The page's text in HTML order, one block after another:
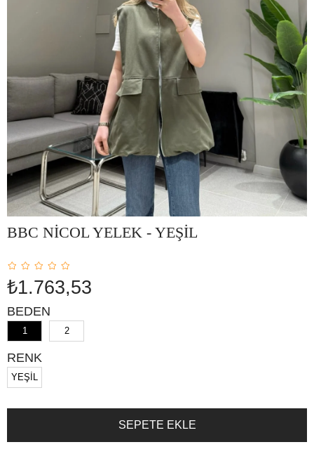
BBC NİCOL YELEK - YEŞİL
₺1.763,53
BEDEN
1 2
RENK
YEŞİL